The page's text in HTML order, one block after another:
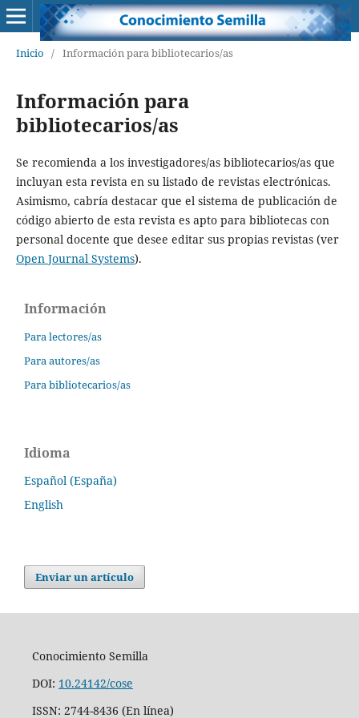
Inicio / Información para bibliotecarios/as
Información para
bibliotecarios/as
Se recomienda a los investigadores/as bibliotecarios/as que
incluyan esta revista en su listado de revistas electrónicas.
Asimismo, cabría destacar que el sistema de publicación de
código abierto de esta revista es apto para bibliotecas con
personal docente que desee editar sus propias revistas (ver
Open Journal Systems).
Información
Para lectores/as
Para autores/as
Para bibliotecarios/as
Idioma
Español (España)
English
Enviar un artículo
Conocimiento Semilla
DOI: 10.24142/cose
ISSN: 2744-8436 (En línea)